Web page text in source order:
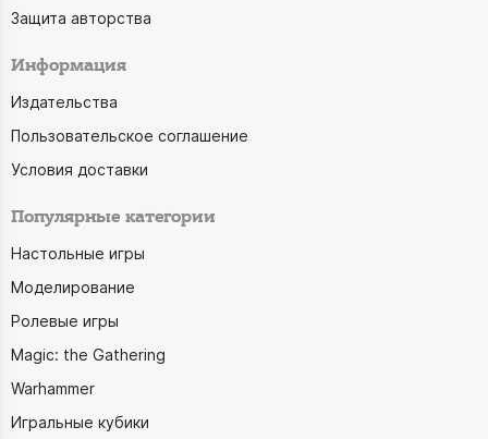
Защита авторства
Информация
Издательства
Пользовательское соглашение
Условия доставки
Популярные категории
Настольные игры
Моделирование
Ролевые игры
Magic: the Gathering
Warhammer
Игральные кубики